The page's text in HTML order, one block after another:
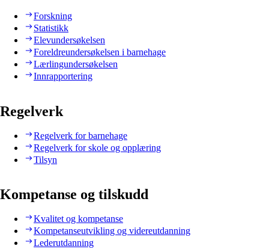
Forskning
Statistikk
Elevundersøkelsen
Foreldreundersøkelsen i barnehage
Lærlingundersøkelsen
Innrapportering
Regelverk
Regelverk for barnehage
Regelverk for skole og opplæring
Tilsyn
Kompetanse og tilskudd
Kvalitet og kompetanse
Kompetanseutvikling og videreutdanning
Lederutdanning